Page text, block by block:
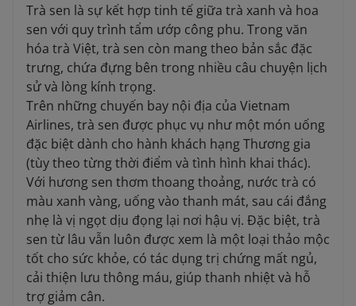
Trà sen là sự kết hợp tinh tế giữa trà xanh và hoa
sen với quy trình tẩm ướp công phu. Trong văn
hóa trà Việt, trà sen còn mang theo bản sắc đặc
trưng, chứa đựng bên trong nhiều câu chuyện lịch
sử và lòng kính trọng.
Trên những chuyến bay nội địa của Vietnam
Airlines, trà sen được phục vụ như một món uống
đặc biệt dành cho hành khách hạng Thương gia
(tùy theo từng thời điểm và tình hình khai thác).
Với hương sen thơm thoang thoảng, nước trà có
màu xanh vàng, uống vào thanh mát, sau cái đắng
nhẹ là vị ngọt dịu đọng lại nơi hậu vị. Đặc biệt, trà
sen từ lâu vẫn luôn được xem là một loại thảo mộc
tốt cho sức khỏe, có tác dụng trị chứng mất ngủ,
cải thiện lưu thông máu, giúp thanh nhiệt và hỗ
trợ giảm cân.